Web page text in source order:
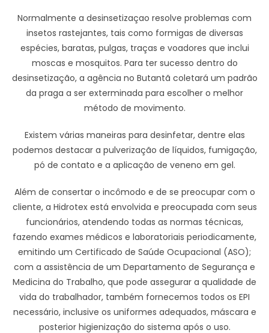
Normalmente a desinsetizaçao resolve problemas com
insetos rastejantes, tais como formigas de diversas
espécies, baratas, pulgas, traças e voadores que inclui
moscas e mosquitos. Para ter sucesso dentro do
desinsetização, a agência no Butantã coletará um padrão
da praga a ser exterminada para escolher o melhor
método de movimento.
Existem várias maneiras para desinfetar, dentre elas
podemos destacar a pulverização de líquidos, fumigação,
pó de contato e a aplicação de veneno em gel.
Além de consertar o incômodo e de se preocupar com o
cliente, a Hidrotex está envolvida e preocupada com seus
funcionários, atendendo todas as normas técnicas,
fazendo exames médicos e laboratoriais periodicamente,
emitindo um Certificado de Saúde Ocupacional (ASO);
com a assistência de um Departamento de Segurança e
Medicina do Trabalho, que pode assegurar a qualidade de
vida do trabalhador, também fornecemos todos os EPI
necessário, inclusive os uniformes adequados, máscara e
posterior higienização do sistema após o uso.